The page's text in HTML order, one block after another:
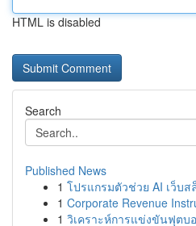
HTML is disabled
Search
Published News
1 โปรแกรมตัวช่วย AI เว็บ
1 Corporate Revenue
1 วิเคราะห์การแข่งขันฟุตบ